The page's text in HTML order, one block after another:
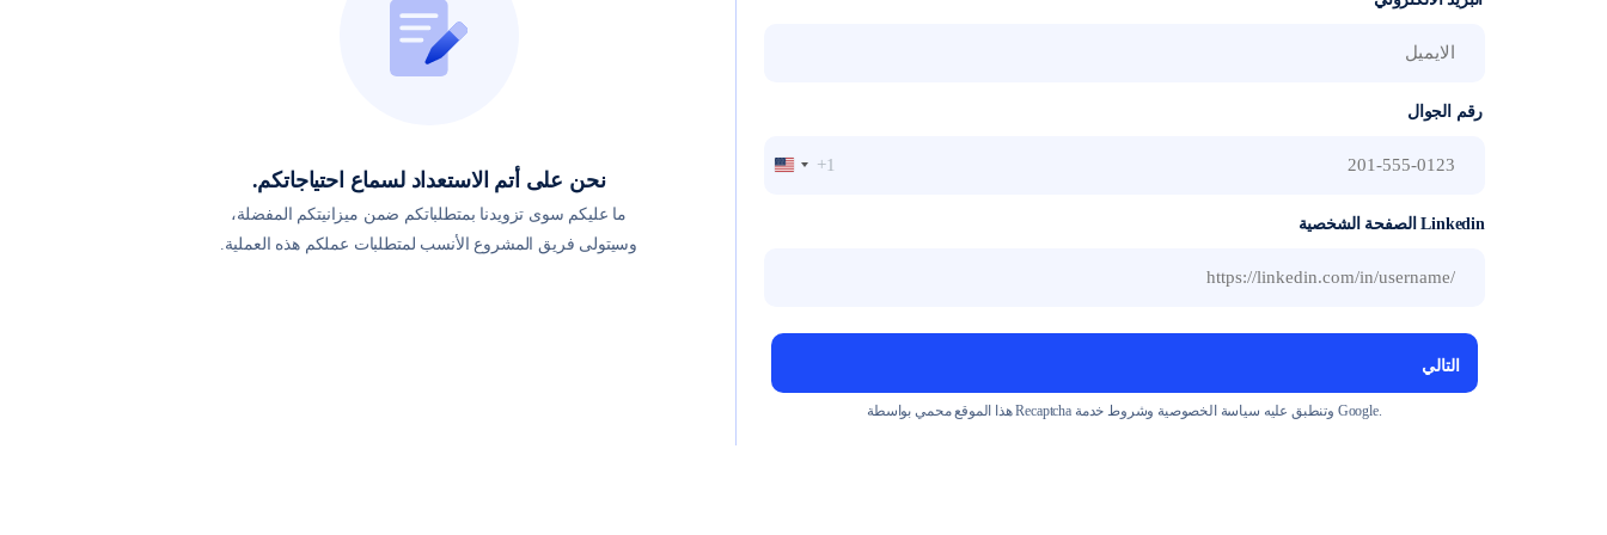
نحن على أتم الاستعداد لسماع احتياجاتكم.
ما عليكم سوى تزويدنا بمتطلباتكم ضمن ميزانيتكم المفضلة،
وسيتولى فريق المشروع الأنسب لمتطلبات عملكم هذه العملية.
رقم الجوال
United
+1
الصفحة الشخصية Linkedin